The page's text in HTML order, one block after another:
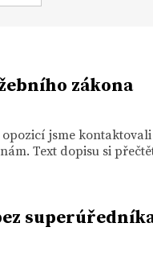
zákona
jsme kontaktovali
Text dopisu si